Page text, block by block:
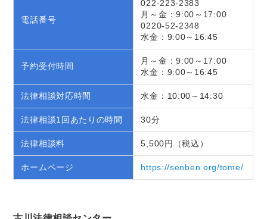
電話番号
022-223-2383
月～金：9:00～17:00
0220-52-2348
水金：9:00～16:45
予約受付時間
月～金：9:00～17:00
水金：9:00～16:45
法律相談対応時間 水金：10:00～14:30
法律相談1回あたりの時間 30分
法律相談料 5,500円（税込）
ホームページ https://senben.org/tome/